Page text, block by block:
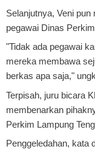
Selanjutnya, Veni
pegawai Dinas
"Tidak ada pegawai
mereka membawa
berkas apa saja,"
Terpisah, juru bicara
membenarkan
Perkim Lampung
Penggeledahan, kata